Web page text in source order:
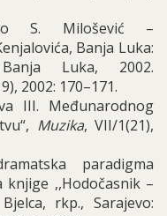
S. Milošević –
Banja Luka:
Luka, 2002.
2002: 170–171.
III. Međunarodnog
Muzika, VII/1(21),
paradigma
knjige ,,Hodočasnik –
rkp., Sarajevo: